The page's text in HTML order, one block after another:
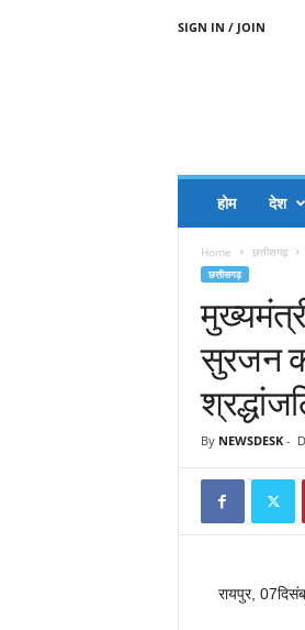
SIGN IN / JOIN
होम देश
Home छत्तीसगढ़
छत्तीसगढ़
सुरजन
By NEWSDESK-
रायपुर,